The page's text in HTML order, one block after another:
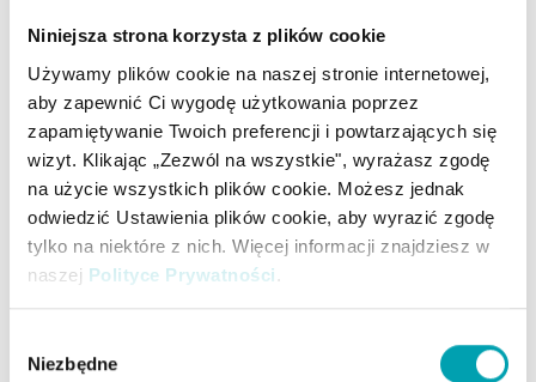
Niniejsza strona korzysta z plików cookie
Używamy plików cookie na naszej stronie internetowej,
aby zapewnić Ci wygodę użytkowania poprzez
zapamiętywanie Twoich preferencji i powtarzających się
wizyt. Klikając „Zezwól na wszystkie", wyrażasz zgodę
na użycie wszystkich plików cookie. Możesz jednak
odwiedzić Ustawienia plików cookie, aby wyrazić zgodę
tylko na niektóre z nich. Więcej informacji znajdziesz w
naszej Polityce Prywatności .
zgody
Niezbędne
CHOLESTEROL
Jakie są zalecane stężenia
dla cholesterolu nie-HDL,
LDL, HDL i cholesterolu
całkowitego?
Skąd będę wiedzieć, że mam
zbyt wysoki poziom